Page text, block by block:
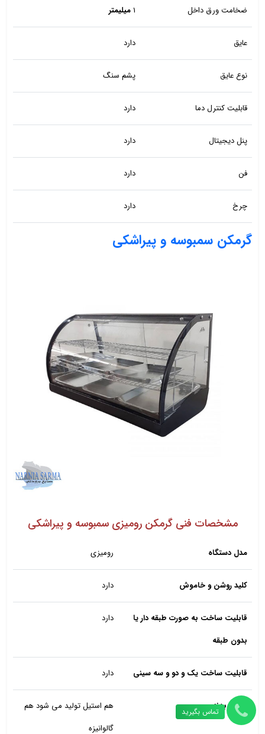
ضخامت ورق داخل 1میلیمتر
عایق دارد
نوع عایق پشم سنگ
قابلیت کنترل دما دارد
پنل دیجیتال دارد
فن دارد
چرخ دارد
گرمکن سمبوسه و پیراشکی
مشخصات فنی گرمکن رومیزی سمبوسه و پیراشکی
مدل دستگاه رومیزی
کلید روشن و خاموش دارد
قابلیت ساخت به صورت طبقه دار یا
بدون طبقه
دارد
قابلیت ساخت یک و دو و سه سینی دارد
جنس بدنه
هم استیل تولید می شود هم
گالوانیزه
تماس بگیرید